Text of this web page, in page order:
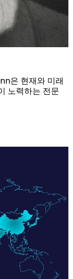
은 현재와 미래
노력하는 전문